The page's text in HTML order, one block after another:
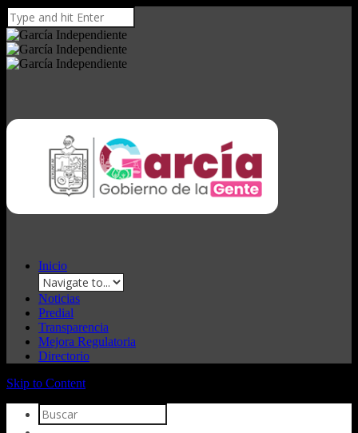
Inicio
Noticias
Predial
Transparencia
Mejora Regulatoria
Directorio
Skip to Content